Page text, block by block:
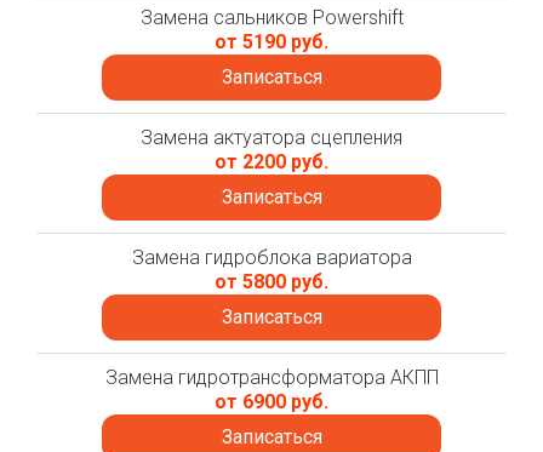
Замена сальников Powershift
от 5190 руб.
Записаться
Замена актуатора сцепления
от 2200 руб.
Записаться
Замена гидроблока вариатора
от 5800 руб.
Записаться
Замена гидротрансформатора АКПП
от 6900 руб.
Записаться